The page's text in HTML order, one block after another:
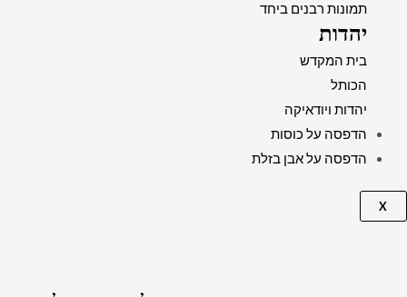
תמונות רבנים ביחד
יהדות
בית המקדש
הכותל
יהדות ויודאיקה
הדפסה על כוסות
הדפסה על אבן בזלת
X